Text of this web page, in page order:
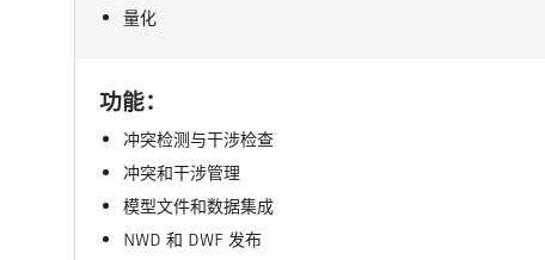
量化
功能：
冲突检测与干涉检查
冲突和干涉管理
模型文件和数据集成
NWD 和 DWF 发布